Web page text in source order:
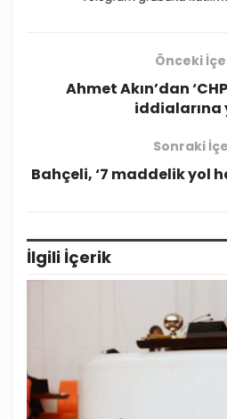
Önceki
Ahmet Akın’dan
iddialarına
Sonraki
Bahçeli, ‘7 maddelik yol
İlgili İçerik